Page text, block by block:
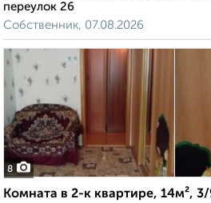
переулок 26
Собственник, 07.08.2026
8
Комната в 2-к квартире, 14м²,